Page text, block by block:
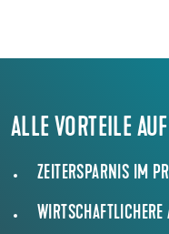
ALLE VORTEILE
ZEITERSPARNIS IM